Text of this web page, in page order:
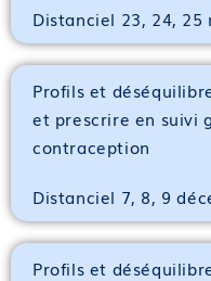
Distanciel 23, 24, 25
Profils et
et prescrire en suivi
contraception
Distanciel 7, 8, 9
Profils et